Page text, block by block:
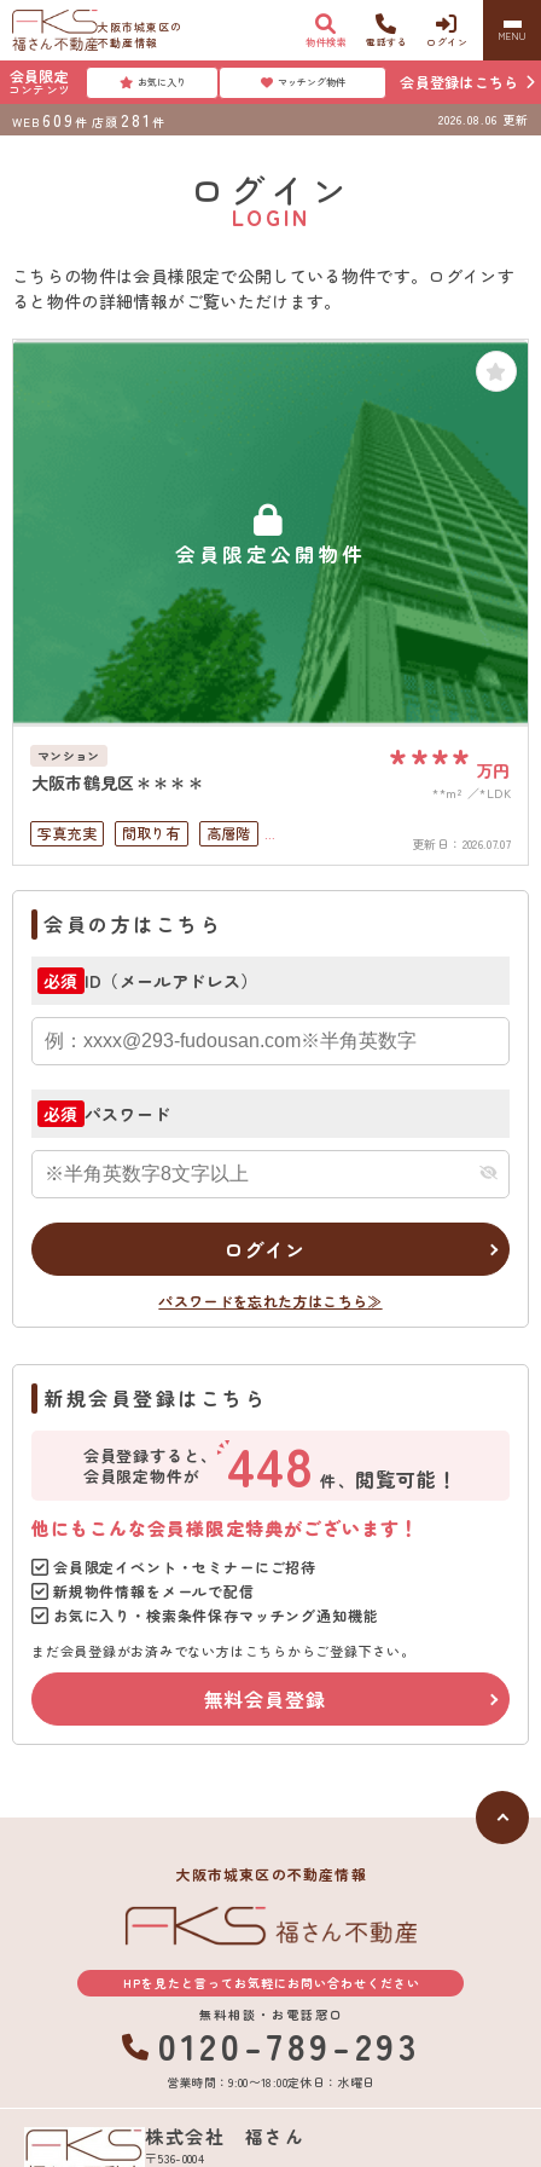
大阪市城東区の
不動産情報
物件検索 電話する ログイン MENU
会員限定
コンテンツ お気に入り マッチング物件 会員登録はこちら
WEB 609 件 店頭 281 件 2026.08.06 更新
ログイン
LOGIN
こちらの物件は会員様限定で公開している物件です。ログインす
ると物件の詳細情報がご覧いただけます。
会員限定公開物件
マンション
大阪市鶴見区＊＊＊＊ **** 万円
**m² *LDK
写真充実 間取り有
高層階
オートロック
上下水道完備
更新日： 2026.07.07
会員の方はこちら
必須 ID（メールアドレス）
必須 パスワード
ログイン
パスワードを忘れた方はこちら≫
新規会員登録はこちら
会員登録すると、
会員限定物件が
448 件、 閲覧可能！
他にもこんな会員様限定特典がございます！
会員限定イベント・セミナーにご招待
新規物件情報をメールで配信
お気に入り・検索条件保存マッチング通知機能
まだ会員登録がお済みでない方はこちらからご登録下さい。
無料会員登録
大阪市城東区の不動産情報
HPを見たと言ってお気軽にお問い合わせください
無料相談・お電話窓口
0120-789-293
営業時間：9:00〜18:00定休日：水曜日
株式会社 福さん
〒536-0004